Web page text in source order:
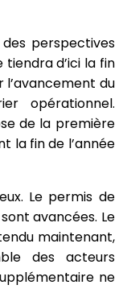
perspectives
d’ici la fin
l’avancement du
opérationnel.
de la première
la fin de l’année
Le permis de
avancées. Le
maintenant,
des acteurs
ne